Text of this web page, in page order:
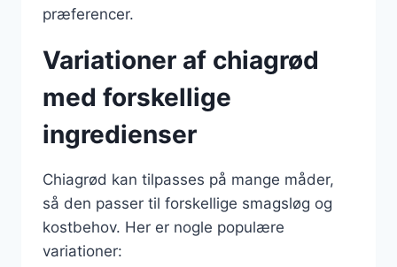
præferencer.
Variationer af chiagrød
med forskellige
ingredienser
Chiagrød kan tilpasses på mange måder,
så den passer til forskellige smagsløg og
kostbehov. Her er nogle populære
variationer: